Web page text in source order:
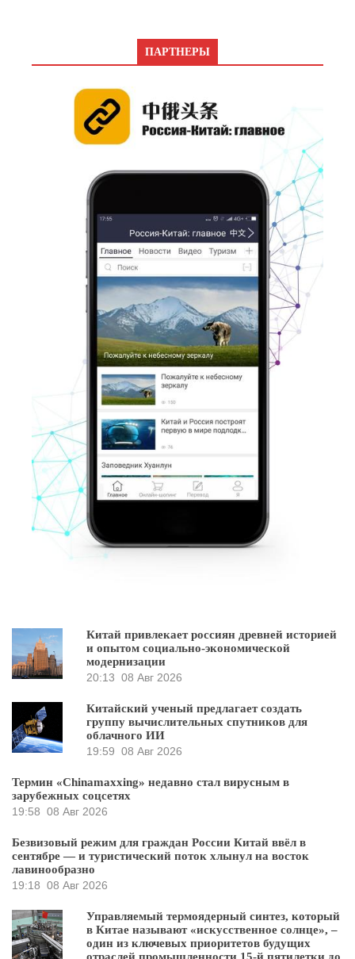
ПАРТНЕРЫ
Китай привлекает россиян древней историей
и опытом социально-экономической
модернизации
20:13 08 Авг 2026
Китайский ученый предлагает создать
группу вычислительных спутников для
облачного ИИ
19:59 08 Авг 2026
Термин «Chinamaxxing» недавно стал вирусным в
зарубежных соцсетях
19:58 08 Авг 2026
Безвизовый режим для граждан России Китай ввёл в
сентябре — и туристический поток хлынул на восток
лавинообразно
19:18 08 Авг 2026
Управляемый термоядерный синтез, который
в Китае называют «искусственное солнце», –
один из ключевых приоритетов будущих
отраслей промышленности 15-й пятилетки до